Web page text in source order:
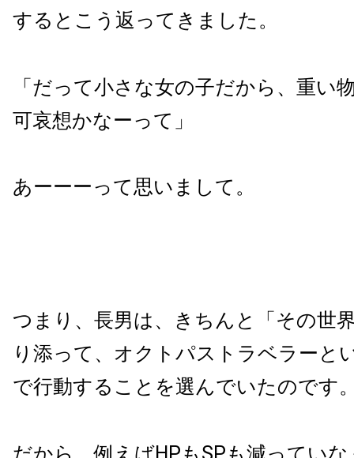
するとこう返ってきました。
「だって小さな女の子だから、重い
可哀想かなーって」
あーーーって思いまして。
つまり、長男は、きちんと「その世
り添って、オクトパストラベラーと
で行動することを選んでいたのです
だから、例えばHPもSPも減ってい